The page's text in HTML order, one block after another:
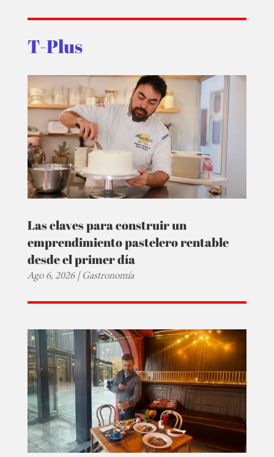
T-Plus
Las claves para construir un
emprendimiento pastelero rentable
desde el primer día
Ago 6, 2026|Gastronomía